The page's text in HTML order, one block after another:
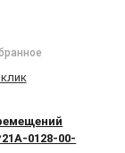
0128-00-